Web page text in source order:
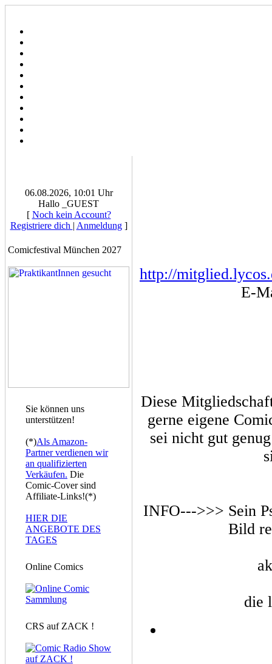
06.08.2026, 10:01 Uhr
Hallo _GUEST
[ Noch kein Account?
Registriere dich | Anmeldung]
Comicfestival München 2027
Sie können uns
unterstützen!
(*)Als Amazon-
Partner verdienen wir
an qualifizierten
Verkäufen. Die
Comic-Cover sind
Affiliate-Links!(*)
HIER DIE
ANGEBOTE DES
TAGES
Online Comics
CRS auf ZACK !
http://
E-
Diese
gerne eigene
sei nicht gut
INFO--->>> Sein
Bild
die